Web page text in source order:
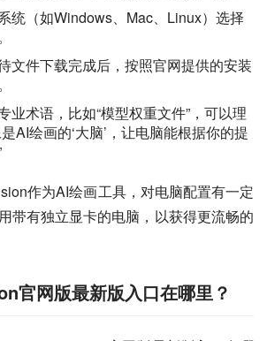
统（如Windows、Mac、Linux）选择
文件下载完成后，按照官网提供的安装
业术语，比如“模型权重文件”，可以理
AI绘画的‘大脑’，让电脑能根据你的提
作为AI绘画工具，对电脑配置有一定
带有独立显卡的电脑，以获得更流畅的
官网版最新版入口在哪里？